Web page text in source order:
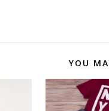
YOU